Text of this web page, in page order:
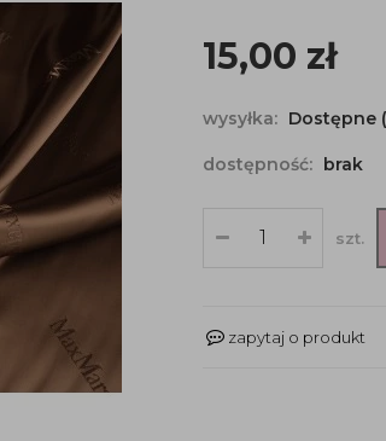
15,00 zł
wysyłka: Dostępne
dostępność: brak
szt.
zapytaj o produkt